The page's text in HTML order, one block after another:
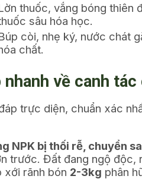
thuốc, vắng bóng thiên
sâu hóa học.
còi, nhẹ ký, nước chát
chất.
về canh
trực diện, chuẩn xác
NPK bị thối rễ, chuyển
trước. Đất đang ngộ
xới rãnh bón 2-3kg phân